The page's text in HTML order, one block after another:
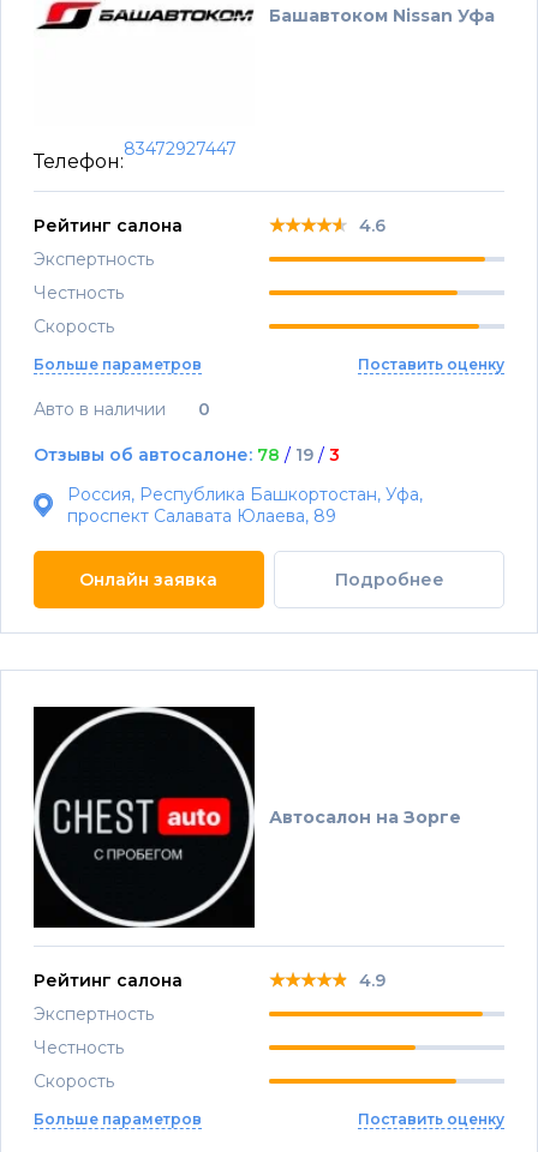
Башавтоком Nissan Уфа
Телефон:
83472927447
Рейтинг салона ★★★★★
★★★★★
★★★★★ 4.6
Экспертность
Честность
Скорость
Больше параметров Поставить оценку
Авто в наличии 0
Отзывы об автосалоне: 78 / 19 / 3
Россия, Республика Башкортостан, Уфа,
проспект Салавата Юлаева, 89
Онлайн заявка Подробнее
Автосалон на Зорге
Рейтинг салона ★★★★★
★★★★★
★★★★★ 4.9
Экспертность
Честность
Скорость
Больше параметров Поставить оценку